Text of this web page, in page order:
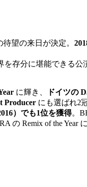
待望の来日が決定。
存分に堪能できる公
に輝き、 ドイツの
Producer にも選ばれ2
）でも1位を獲得。
の Remix of the Year